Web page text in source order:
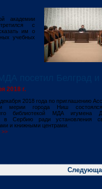
академии
с
им о
учебных
2018 г.
2018 года по приглашению
мерии города Ниш
библиотекой МДА игумена
в Сербию ради установления
и книжными центрами.
>>